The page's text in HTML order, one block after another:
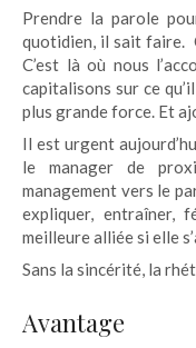
Prendre la parole
quotidien, il sait faire.
C’est là où nous
capitalisons sur ce
plus grande force. Et
Il est urgent
le manager de
management vers le
expliquer, entraîner,
meilleure alliée si elle
Sans la sincérité, la
Avantage